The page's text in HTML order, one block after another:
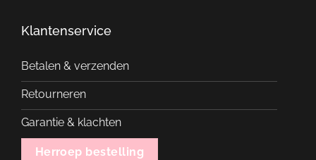
Klantenservice
Betalen & verzenden
Retourneren
Garantie & klachten
Herroep bestelling